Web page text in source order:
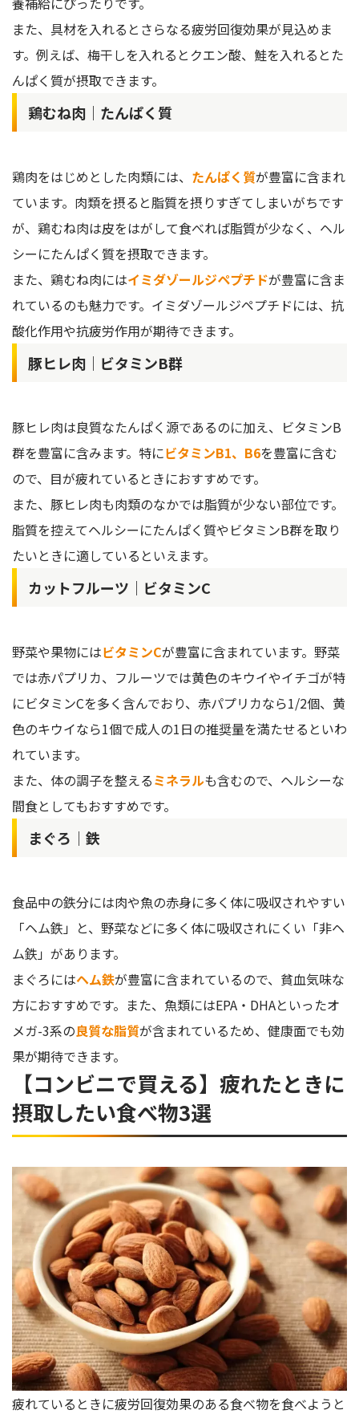
また、具材を入れるとさらなる疲労回復効果が見込めま
す。例えば、梅干しを入れるとクエン酸、鮭を入れるとた
んぱく質が摂取できます。
鶏むね肉｜たんぱく質
鶏肉をはじめとした肉類には、 たんぱく質が豊富に含まれ
ています。肉類を摂ると脂質を摂りすぎてしまいがちです
が、鶏むね肉は皮をはがして食べれば脂質が少なく、ヘル
シーにたんぱく質を摂取できます。
また、鶏むね肉にはイミダゾールジペプチドが豊富に含ま
れているのも魅力です。イミダゾールジペプチドには、抗
酸化作用や抗疲労作用が期待できます。
豚ヒレ肉｜ビタミンB群
豚ヒレ肉は良質なたんぱく源であるのに加え、ビタミンB
群を豊富に含みます。特にビタミンB1、B6を豊富に含む
ので、目が疲れているときにおすすめです。
また、豚ヒレ肉も肉類のなかでは脂質が少ない部位です。
脂質を控えてヘルシーにたんぱく質やビタミンB群を取り
たいときに適しているといえます。
カットフルーツ｜ビタミンC
野菜や果物にはビタミンCが豊富に含まれています。野菜
では赤パプリカ、フルーツでは黄色のキウイやイチゴが特
にビタミンCを多く含んでおり、赤パプリカなら1/2個、黄
色のキウイなら1個で成人の1日の推奨量を満たせるといわ
れています。
また、体の調子を整えるミネラルも含むので、ヘルシーな
間食としてもおすすめです。
まぐろ｜鉄
食品中の鉄分には肉や魚の赤身に多く体に吸収されやすい
「ヘム鉄」と、野菜などに多く体に吸収されにくい「非ヘ
ム鉄」があります。
まぐろにはヘム鉄が豊富に含まれているので、貧血気味な
方におすすめです。また、魚類にはEPA・DHAといったオ
メガ-3系の良質な脂質が含まれているため、健康面でも効
果が期待できます。
【コンビニで買える】疲れたときに
摂取したい食べ物3選
疲れているときに疲労回復効果のある食べ物を食べようと